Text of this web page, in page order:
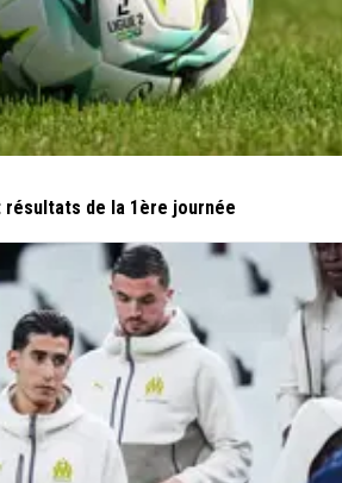
résultats de la 1ère journée